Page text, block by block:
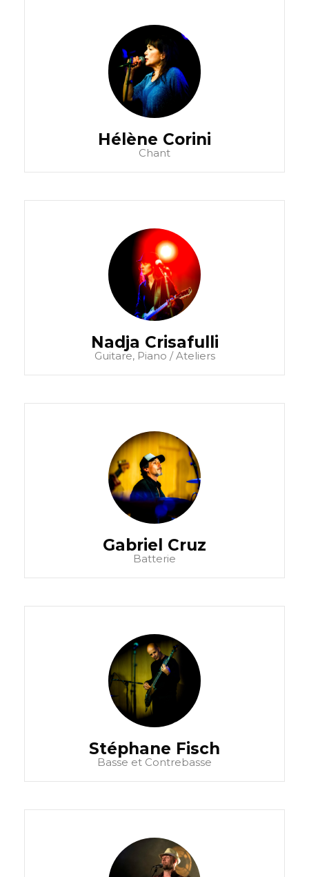
Hélène Corini
Chant
Nadja Crisafulli
Guitare, Piano / Ateliers
Gabriel Cruz
Batterie
Stéphane Fisch
Basse et Contrebasse